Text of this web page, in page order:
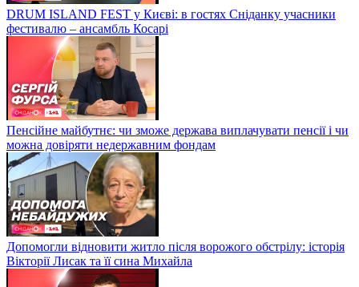
DRUM ISLAND FEST у Києві: в гостях Сніданку учасники
фестивалю – ансамбль Косарі
Пенсійне майбутнє: чи зможе держава виплачувати пенсії і чи
можна довіряти недержавним фондам
Допомогли відновити житло після ворожого обстрілу: історія
Вікторії Лисак та її сина Михайла